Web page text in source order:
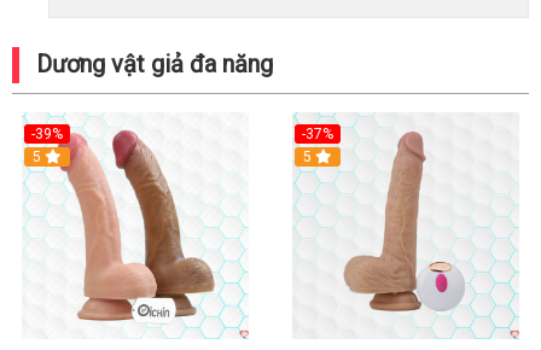
Dương vật giả đa năng
-39%
Hot
5
-37%
5